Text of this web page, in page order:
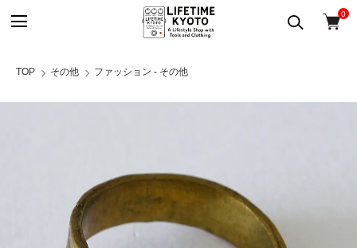
0
TOP その他 ファッション - その他